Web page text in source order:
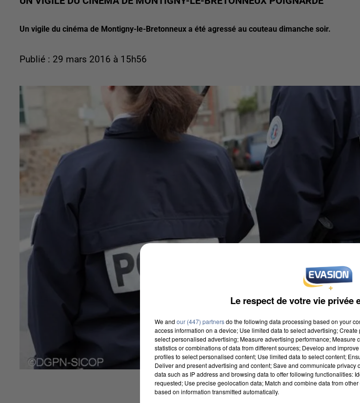
Un vigile du cinéma de Montigny-le-Bretonneux a été agressé au couteau dimanche soir.
Publié : 29 mars 2016 à 15h56
Le respect de votre vie privée
We and our (447) partnersdo the following data processing based on your
access information on a device; Use limited data to select advertising;
select personalised advertising; Measure advertising performance; Measure
statistics or combinations of data from different sources; Develop and
profiles to select personalised content; Use limited data to select content;
Deliver and present advertising and content; Save and communicate
data such as IP address and browsing data to offer following functionalities:
requested; Use precise geolocation data; Match and combine data from
based on information transmitted automatically.